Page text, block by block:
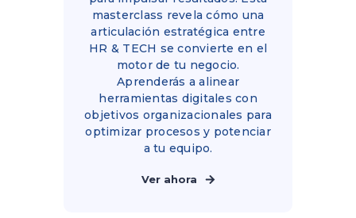
masterclass revela cómo una
articulación estratégica entre
HR & TECH se convierte en el
motor de tu negocio.
Aprenderás a alinear
herramientas digitales con
objetivos organizacionales para
optimizar procesos y potenciar
a tu equipo.
Ver ahora